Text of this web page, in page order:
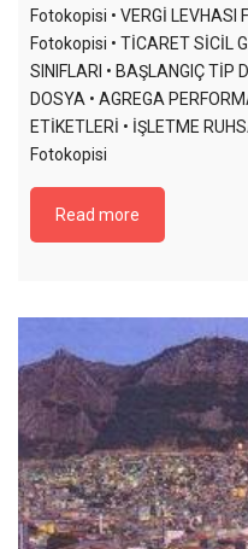
Fotokopisi • VERGİ LEVHASI
Fotokopisi • TİCARET SİCİL
SINIFLARI • BAŞLANGIÇ TİP
DOSYA • AGREGA
ETİKETLERİ • İŞLETME
Fotokopisi
Read more